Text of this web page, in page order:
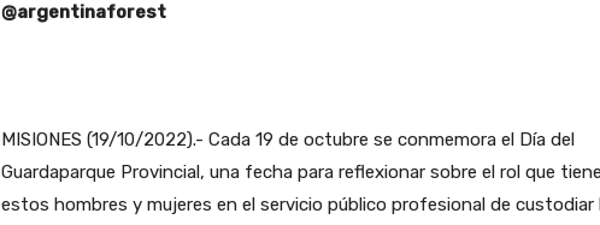
@argentinaforest
MISIONES (19/10/2022).- Cada 19 de octubre se conmemora el Día del
Guardaparque Provincial, una fecha para reflexionar sobre el rol que
estos hombres y mujeres en el servicio público profesional de custodiar